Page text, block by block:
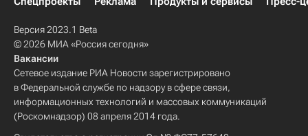
Версия 2023.1 Beta
© 2026 МИА «Россия сегодня»
Вакансии
Сетевое издание РИА Новости зарегистрировано
в Федеральной службе по надзору в сфере связи,
информационных технологий и массовых коммуникаций
(Роскомнадзор) 08 апреля 2014 года.